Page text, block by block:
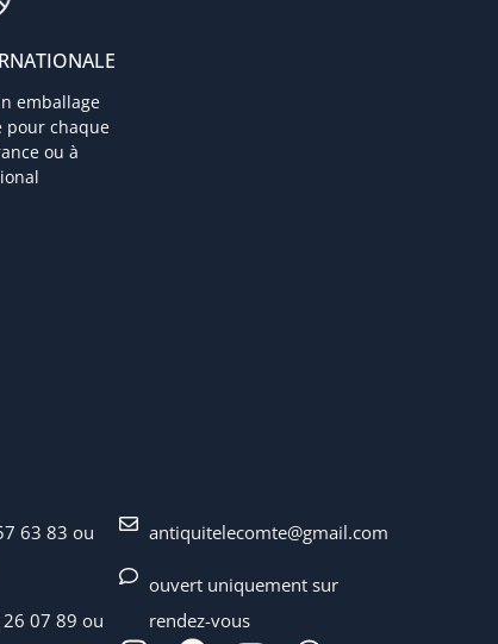
emballage
pour chaque
ou à
63 83 ou
07 89 ou
antiquitelecomte@gmail.com
ouvert uniquement sur
rendez-vous